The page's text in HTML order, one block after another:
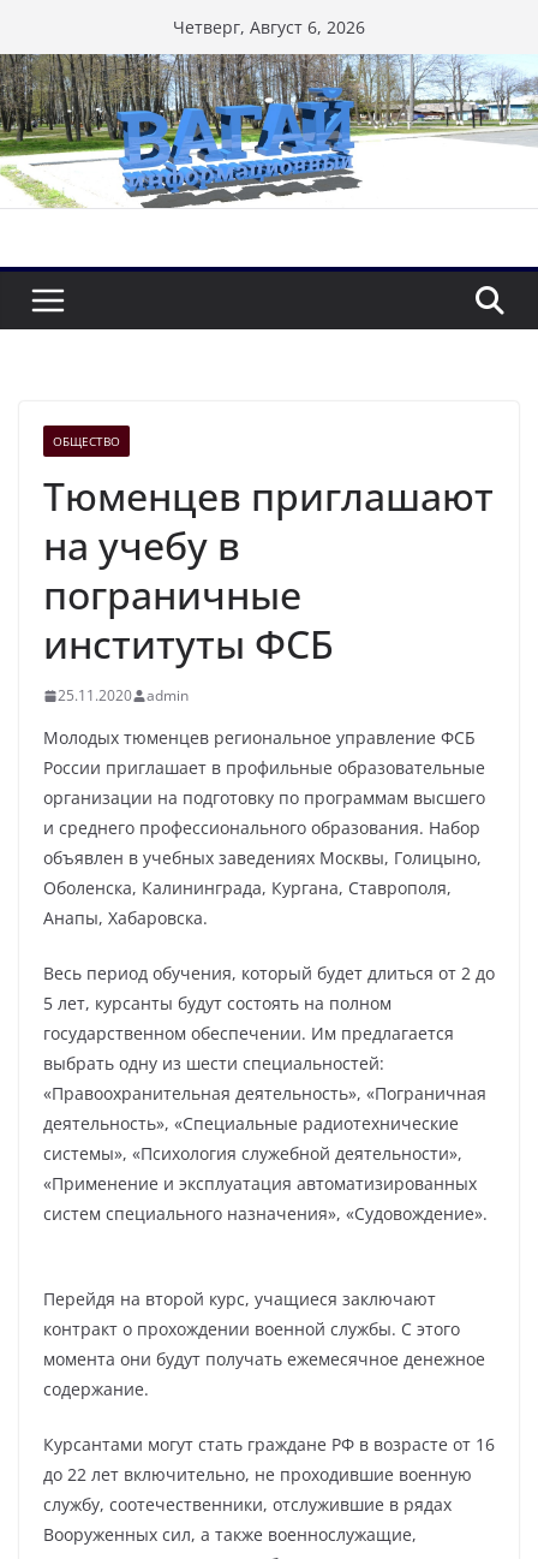
к
содержимому
Четверг, Август 6, 2026
ОБЩЕСТВО
Тюменцев приглашают
на учебу в
пограничные
институты ФСБ
25.11.2020 admin
Молодых тюменцев региональное управление ФСБ
России приглашает в профильные образовательные
организации на подготовку по программам высшего
и среднего профессионального образования. Набор
объявлен в учебных заведениях Москвы, Голицыно,
Оболенска, Калининграда, Кургана, Ставрополя,
Анапы, Хабаровска.
Весь период обучения, который будет длиться от 2 до
5 лет, курсанты будут состоять на полном
государственном обеспечении. Им предлагается
выбрать одну из шести специальностей:
«Правоохранительная деятельность», «Пограничная
деятельность», «Специальные радиотехнические
системы», «Психология служебной деятельности»,
«Применение и эксплуатация автоматизированных
систем специального назначения», «Судовождение».
Перейдя на второй курс, учащиеся заключают
контракт о прохождении военной службы. С этого
момента они будут получать ежемесячное денежное
содержание.
Курсантами могут стать граждане РФ в возрасте от 16
до 22 лет включительно, не проходившие военную
службу, соотечественники, отслужившие в рядах
Вооруженных сил, а также военнослужащие,